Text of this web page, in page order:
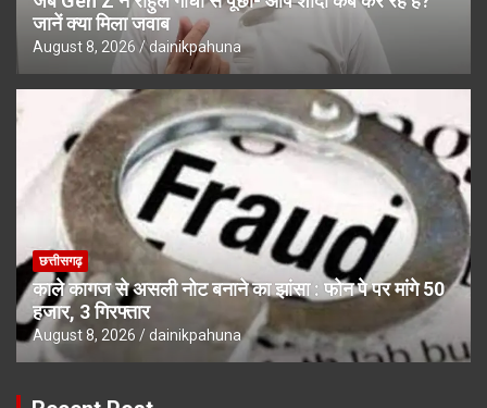
जानें क्या मिला जवाब
August 8, 2026 dainikpahuna
छत्तीसगढ़
काले कागज से असली नोट बनाने का झांसा : फोन पे पर मांगे 50
हजार, 3 गिरफ्तार
August 8, 2026 dainikpahuna